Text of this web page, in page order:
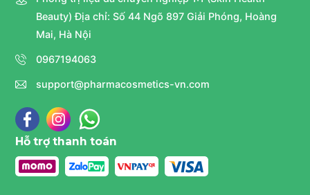
Beauty) Địa chỉ: Số 44 Ngõ 897 Giải Phóng, Hoàng
Mai, Hà Nội
0967194063
support@pharmacosmetics-vn.com
Hỗ trợ thanh toán